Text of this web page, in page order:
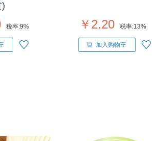
)
税率:9% ￥2.20 税率:13%
加入购物车